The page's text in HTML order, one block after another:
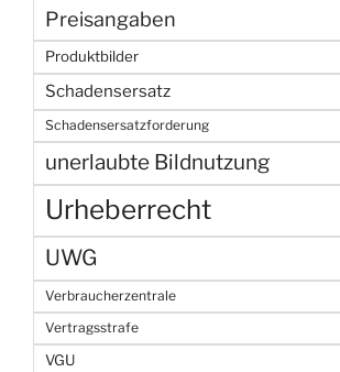
Preisangaben
Produktbilder
Schadensersatz
Schadensersatzforderung
unerlaubte Bildnutzung
Urheberrecht
UWG
Verbraucherzentrale
Vertragsstrafe
VGU